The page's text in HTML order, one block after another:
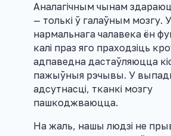
Аналагічным чынам
— толькі ў галаўным мозгу. У
нармальнага чалавека ён
калі праз яго праходзіць
адпаведна дастаўляюцца
пажыўныя рэчывы. У
адсутнасці, тканкі мозгу
пашкоджваюцца.
На жаль, нашы людзі не